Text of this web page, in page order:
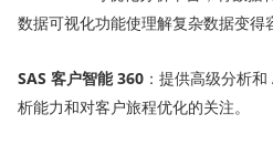
数据可视化功能使理解复杂数据变得
SAS 客户智能 360 ：提供高级分析
析能力和对客户旅程优化的关注。